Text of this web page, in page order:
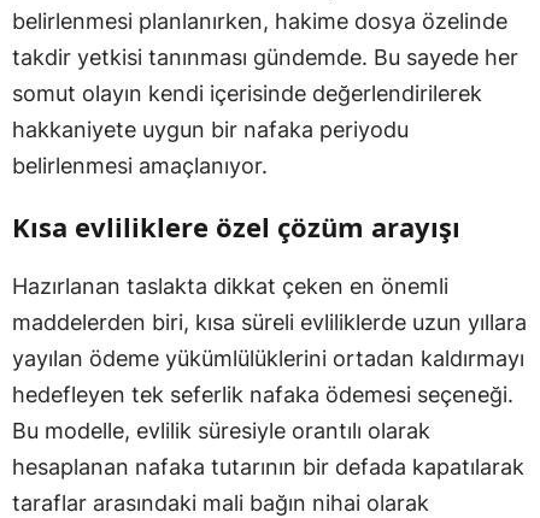
belirlenmesi planlanırken, hakime dosya özelinde
takdir yetkisi tanınması gündemde. Bu sayede her
somut olayın kendi içerisinde değerlendirilerek
hakkaniyete uygun bir nafaka periyodu
belirlenmesi amaçlanıyor.
Kısa evliliklere özel çözüm arayışı
Hazırlanan taslakta dikkat çeken en önemli
maddelerden biri, kısa süreli evliliklerde uzun yıllara
yayılan ödeme yükümlülüklerini ortadan kaldırmayı
hedefleyen tek seferlik nafaka ödemesi seçeneği.
Bu modelle, evlilik süresiyle orantılı olarak
hesaplanan nafaka tutarının bir defada kapatılarak
taraflar arasındaki mali bağın nihai olarak